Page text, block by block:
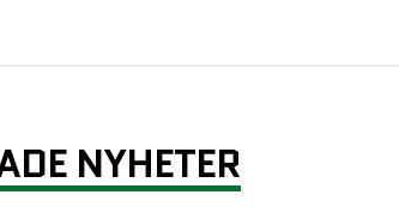
NYHETER